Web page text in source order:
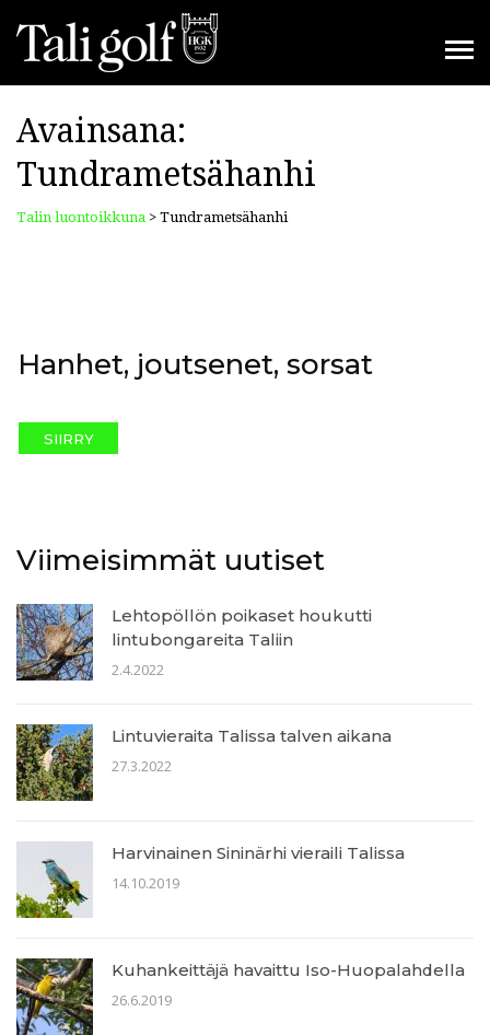
Avainsana:
Tundrametsähanhi
Talin luontoikkuna > Tundrametsähanhi
Hanhet, joutsenet, sorsat
SIIRRY
Viimeisimmät uutiset
Lehtopöllön poikaset houkutti
lintubongareita Taliin
2.4.2022
Lintuvieraita Talissa talven aikana
27.3.2022
Harvinainen Sininärhi vieraili Talissa
14.10.2019
Kuhankeittäjä havaittu Iso-Huopalahdella
26.6.2019